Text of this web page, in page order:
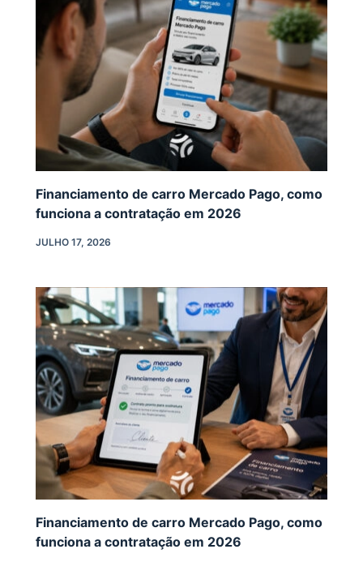
Financiamento de carro Mercado Pago, como
funciona a contratação em 2026
JULHO 17, 2026
Financiamento de carro Mercado Pago, como
funciona a contratação em 2026